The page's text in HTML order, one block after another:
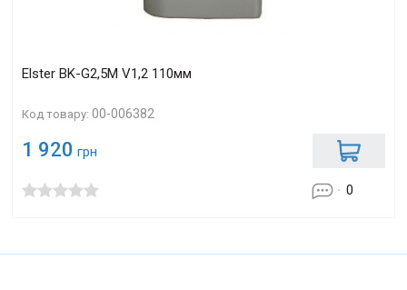
Elster BK-G2,5М V1,2 110мм
Код товару:00-006382
1 920 грн
0